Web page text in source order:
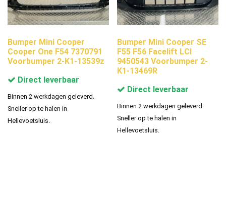
Bumper Mini Cooper
Cooper One F54 7370791
Voorbumper 2-K1-13539z
Direct leverbaar
Binnen 2 werkdagen geleverd.
Sneller op te halen in
Hellevoetsluis.
Bumper Mini Cooper SE
F55 F56 Facelift LCI
9450543 Voorbumper 2-
K1-13469R
Direct leverbaar
Binnen 2 werkdagen geleverd.
Sneller op te halen in
Hellevoetsluis.